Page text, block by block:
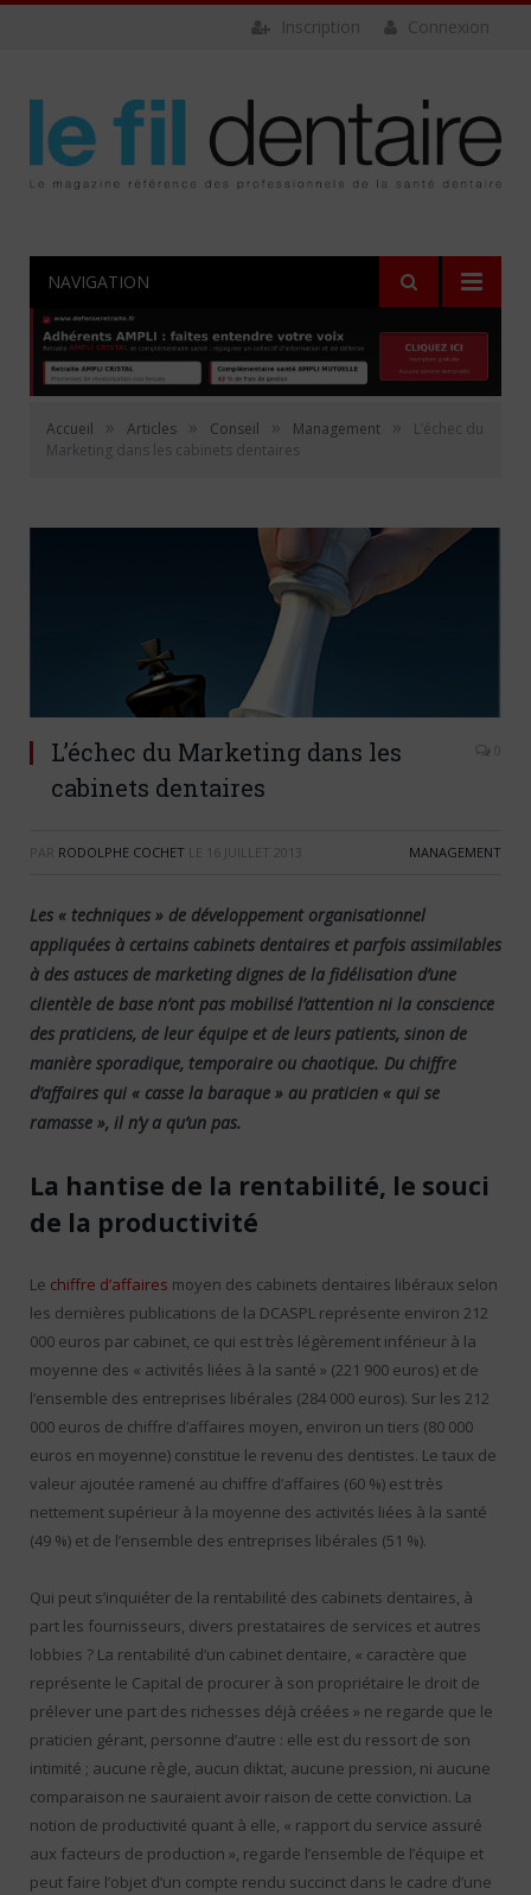
Connexion
Inscription
NAVIGATION
Accueil » Articles » Conseil » Management »
L’échec du
Marketing dans les cabinets dentaires
L’échec du Marketing dans les
cabinets dentaires
0
PAR RODOLPHE COCHET LE 16 JUILLET 2013 MANAGEMENT
Les « techniques » de développement organisationnel
appliquées à certains cabinets dentaires et parfois assimilables
à des astuces de marketing dignes de la fidélisation d’une
clientèle de base n’ont pas mobilisé l’attention ni la conscience
des praticiens, de leur équipe et de leurs patients, sinon de
manière sporadique, temporaire ou chaotique. Du chiffre
d’affaires qui « casse la baraque » au praticien « qui se
ramasse », il n’y a qu’un pas.
La hantise de la rentabilité, le souci
de la productivité
Le chiffre d’affaires moyen des cabinets dentaires libéraux selon
les dernières publications de la DCASPL représente environ 212
000 euros par cabinet, ce qui est très légèrement inférieur à la
moyenne des « activités liées à la santé » (221 900 euros) et de
l’ensemble des entreprises libérales (284 000 euros). Sur les 212
000 euros de chiffre d’affaires moyen, environ un tiers (80 000
euros en moyenne) constitue le revenu des dentistes. Le taux de
valeur ajoutée ramené au chiffre d’affaires (60 %) est très
nettement supérieur à la moyenne des activités liées à la santé
(49 %) et de l’ensemble des entreprises libérales (51 %).
Qui peut s’inquiéter de la rentabilité des cabinets dentaires, à
part les fournisseurs, divers prestataires de services et autres
lobbies ? La rentabilité d’un cabinet dentaire, « caractère que
représente le Capital de procurer à son propriétaire le droit de
prélever une part des richesses déjà créées » ne regarde que le
praticien gérant, personne d’autre : elle est du ressort de son
intimité ; aucune règle, aucun diktat, aucune pression, ni aucune
comparaison ne sauraient avoir raison de cette conviction. La
notion de productivité quant à elle, « rapport du service assuré
aux facteurs de production », regarde l’ensemble de l’équipe et
peut faire l’objet d’un compte rendu succinct dans le cadre d’une